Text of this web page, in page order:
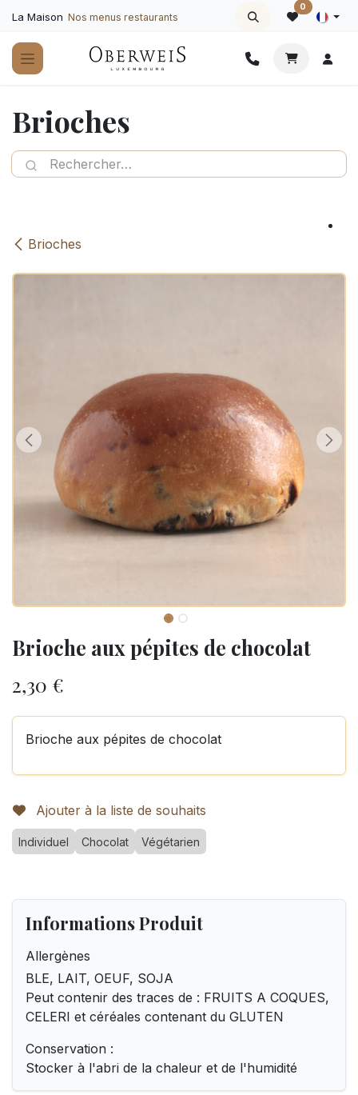
La Maison Nos menus restaurants
0
Brioches
Brioches
Brioche aux pépites de chocolat
2,30 €
Brioche aux pépites de chocolat
Ajouter à la liste de souhaits
Individuel Chocolat Végétarien
Informations Produit
Allergènes
BLE, LAIT, OEUF, SOJA
Peut contenir des traces de : FRUITS A COQUES,
CELERI et céréales contenant du GLUTEN
Conservation :
Stocker à l'abri de la chaleur et de l'humidité